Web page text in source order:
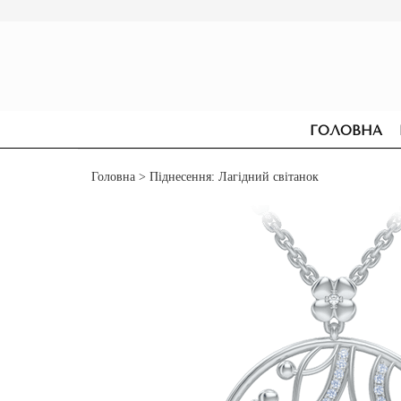
ГОЛОВНА
ДЛЯ ЗАРУЧИН
СЕРЕЖКИ
Головна > Піднесення: Лагідний світанок